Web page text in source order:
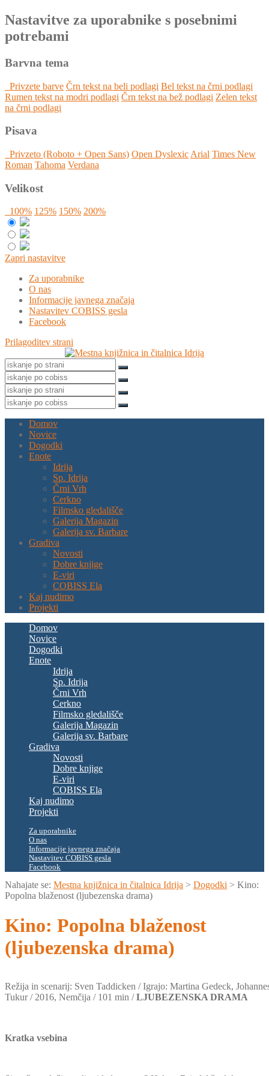
Skok
na
glavno
izjava
o
dostopnosti
Nastavitve za uporabnike s posebnimi
potrebami
Barvna tema
Privzete barve Črn tekst na beli podlagi Bel tekst na črni podlagi
Rumen tekst na modri podlagi Črn tekst na bež podlagi Zelen tekst
na črni podlagi
Pisava
Privzeto (Roboto + Open Sans) Open Dyslexic Arial Times New
Roman Tahoma Verdana
Velikost
100% 125% 150% 200%
Zapri nastavitve
Za uporabnike
O nas
Informacije javnega značaja
Nastavitev COBISS gesla
Facebook
Prilagoditev strani
Domov
Novice
Dogodki
Enote
Idrija
Sp. Idrija
Črni Vrh
Cerkno
Filmsko gledališče
Galerija Magazin
Galerija sv. Barbare
Gradiva
Novosti
Dobre knjige
E-viri
COBISS Ela
Kaj nudimo
Projekti
Domov
Novice
Dogodki
Enote
Idrija
Sp. Idrija
Črni Vrh
Cerkno
Filmsko gledališče
Galerija Magazin
Galerija sv. Barbare
Gradiva
Novosti
Dobre knjige
E-viri
COBISS Ela
Kaj nudimo
Projekti
Za uporabnike
O nas
Informacije javnega značaja
Nastavitev COBISS gesla
Facebook
Nahajate se: Mestna knjižnica in čitalnica Idrija > Dogodki > Kino:
Popolna blaženost (ljubezenska drama)
Kino: Popolna blaženost
(ljubezenska drama)
Režija in scenarij: Sven Taddicken / Igrajo: Martina Gedeck,
Tukur / 2016, Nemčija / 101 min / LJUBEZENSKA DRAMA
Kratka vsebina